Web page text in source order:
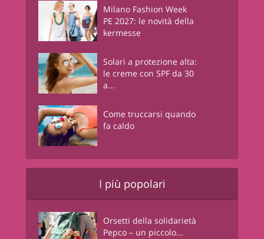
Milano Fashion Week
PE 2027: le novità della
kermesse
Solari a protezione alta:
le creme con SPF da 30
a...
Come truccarsi quando
fa caldo
I più popolari
Orsetti della solidarietà
Pepco – un piccolo...